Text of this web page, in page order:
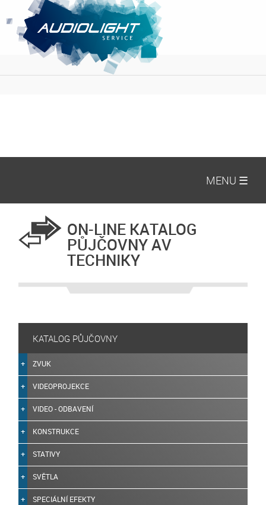
MENU ☰
ON-LINE KATALOG
PŮJČOVNY AV
TECHNIKY
KATALOG PŮJČOVNY
ZVUK
VIDEOPROJEKCE
VIDEO - ODBAVENÍ
KONSTRUKCE
STATIVY
SVĚTLA
SPECIÁLNÍ EFEKTY